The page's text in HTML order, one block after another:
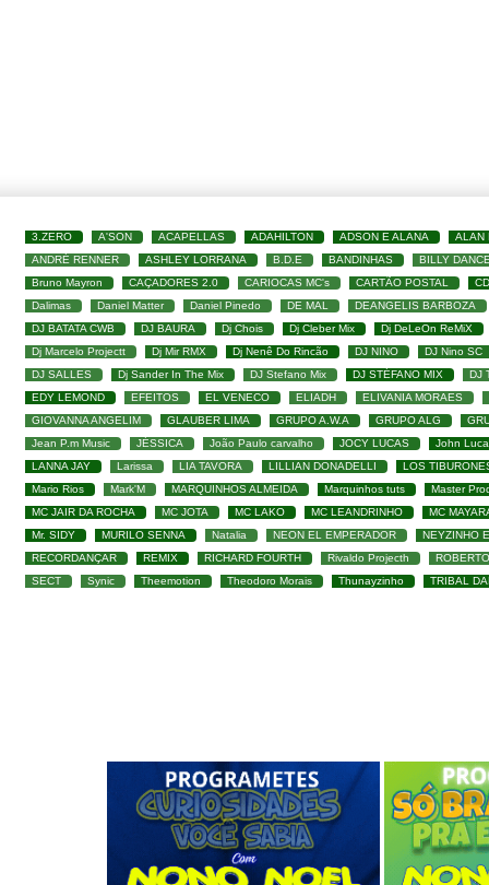
3.ZERO A'SON ACAPELLAS ADAHILTON ADSON E ALANA
ALAN
ANDRÉ RENNER
ASHLEY LORRANA B.D.E BANDINHAS
BILLY
Bruno Mayron
CAÇADORES 2.0 CARIOCAS MC's CARTÃO POSTAL
CD
Dalimas
Daniel Matter Daniel Pinedo DE MAL
DEANGELIS BARBOZA
DJ BATATA CWB
DJ BAURA Dj Chois Dj Cleber Mix
Dj DeLeOn ReMiX
Dj Marcelo Projectt
Dj Mir RMX Dj Nenê Do Rincão DJ NINO
DJ Nino SC
DJ SALLES
Dj Sander In The Mix DJ Stefano Mix DJ STÉFANO MIX
DJ
EDY LEMOND
EFEITOS EL VENECO ELIADH
ELIVANIA MORAES
GIOVANNA ANGELIM
GLAUBER LIMA GRUPO A.W.A GRUPO ALG
Jean P.m Music
JÉSSICA João Paulo carvalho JOCY LUCAS
John
LANNA JAY
Larissa LIA TAVORA LILLIAN DONADELLI
LOS
Mario Rios
Mark'M MARQUINHOS ALMEIDA Marquinhos tuts
Master
MC JAIR DA ROCHA
MC JOTA MC LAKO MC LEANDRINHO
MC
Mr. SIDY
MURILO SENNA Natalia NEON EL EMPERADOR
NEYZINHO
RECORDANÇAR
REMIX RICHARD FOURTH Rivaldo Projecth
SECT
Synic Theemotion Theodoro Morais Thunayzinho TRIBAL